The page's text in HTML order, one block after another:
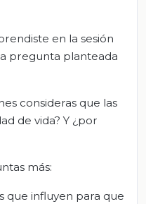
en la sesión
pregunta planteada
consideras que las
de vida? Y ¿por
más:
que influyen para que